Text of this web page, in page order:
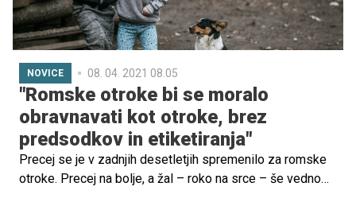
NOVICE 08. 04. 2021 08.05
"Romske otroke bi se moralo
obravnavati kot otroke, brez
predsodkov in etiketiranja"
Precej se je v zadnjih desetletjih spremenilo za romske
otroke. Precej na bolje, a žal – roko na srce – še vedno